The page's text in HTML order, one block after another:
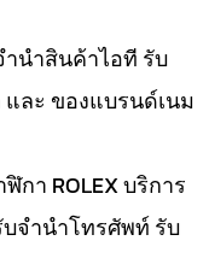
ำนำสินค้าไอที รับ
ละ ของแบรนด์เนม
า ROLEX บริการ
จำนำโทรศัพท์ รับ